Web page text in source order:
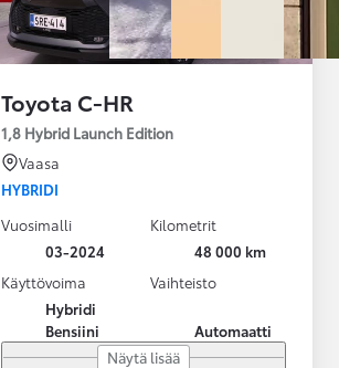
Toyota C-HR
1,8 Hybrid Launch Edition
Vaasa
HYBRIDI
Vuosimalli
03-2024
Kilometrit
48 000 km
Käyttövoima
Hybridi
Bensiini
Vaihteisto
Automaatti
Näytä lisää